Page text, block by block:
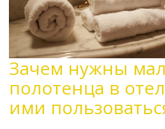
Зачем нужны
полотенца в
ими